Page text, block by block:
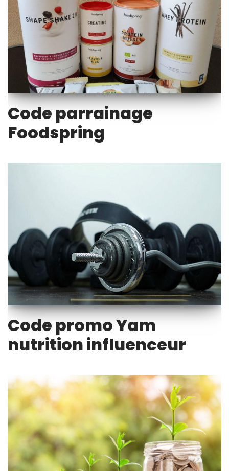
Code parrainage
Foodspring
Code promo Yam
nutrition influenceur